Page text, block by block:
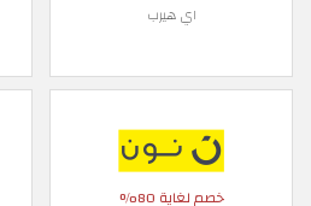
اي هيرب
خصم لغاية 80%